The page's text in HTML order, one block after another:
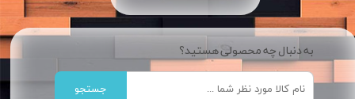
به دنبال چه محصولی هستید؟
جستجو